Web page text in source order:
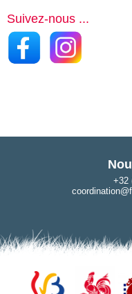
Suivez-nous ...
+32